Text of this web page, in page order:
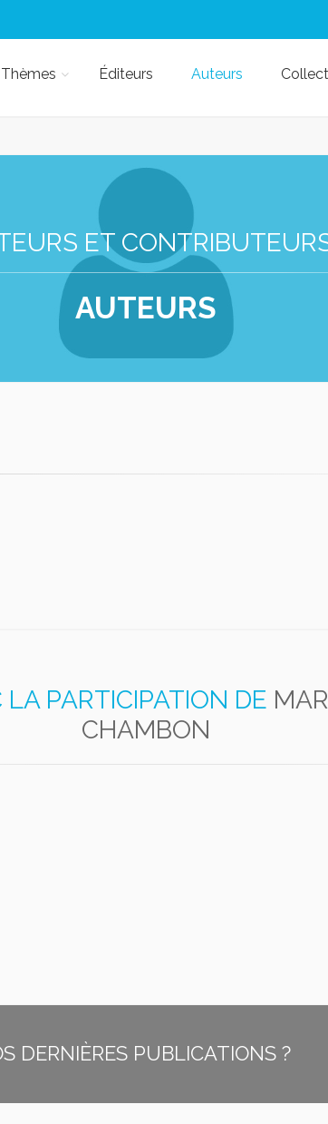
Thèmes Éditeurs Auteurs
ET
AUTEURS
LA PARTICIPATION DE
CHAMBON
DERNIÈRES PUBLICATIONS ?